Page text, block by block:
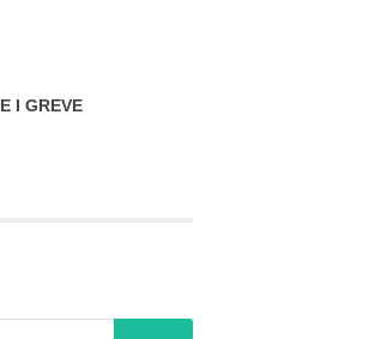
I GREVE